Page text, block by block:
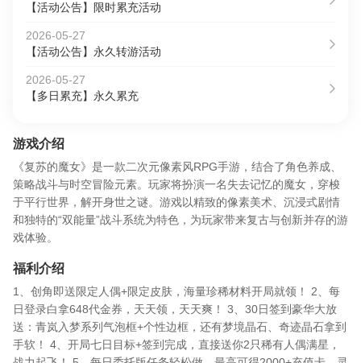
【活动公告】限时累充活动
2026-05-27
【活动公告】永久转游活动
2026-05-27
【多日累充】永久累充
游戏介绍
《复苏的魔女》是一款二次元像素风RPG手游，结合了角色养成、
策略战斗与时空冒险元素。玩家将扮演一名失去记忆的魔女，穿梭
于平行世界，解开身世之谜。游戏以精致的像素美术、沉浸式剧情
和独特的“双能量”战斗系统为特色，为玩家带来复古与创新并存的游
戏体验。
福利介绍
1、创角即送限定人偶+限定皮肤，海量珍稀材料开局就领！ 2、每
日登录白拿648代金券，天天领，天天爽！ 3、30日签到豪华大放
送：青岚入梦系列气泡框+个性边框，还有梦境晶石、奇迹晶石拿到
手软！ 4、开局七日目标+签到完成，直接送你2只稀有人偶满星，